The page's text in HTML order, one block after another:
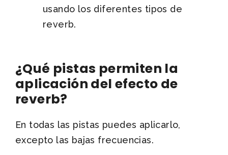
usando los diferentes tipos de
reverb.
¿Qué pistas permiten la
aplicación del efecto de
reverb?
En todas las pistas puedes aplicarlo,
excepto las bajas frecuencias.